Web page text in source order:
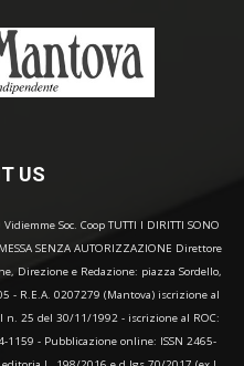
US
Soc. Coop TUTTI I DIRITTI SONO
SENZA AUTORIZZAZIONE Direttore
Direzione e Redazione: piazza Sordello,
- R.E.A. 0207279 (Mantova) iscrizione al
25 del 30/11/1992 - iscrizione al ROC:
1159 - Pubblicazione online: ISSN 2465-